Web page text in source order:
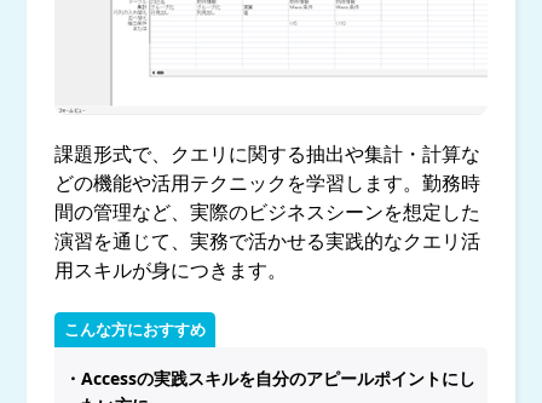
課題形式で、クエリに関する抽出や集計・計算な
どの機能や活用テクニックを学習します。勤務時
間の管理など、実際のビジネスシーンを想定した
演習を通じて、実務で活かせる実践的なクエリ活
用スキルが身につきます。
こんな方におすすめ
・Accessの実践スキルを自分のアピールポイントにし